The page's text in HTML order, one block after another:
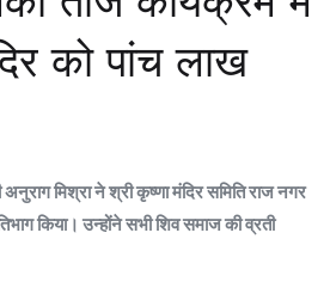
को पांच लाख
मिश्रा ने श्री कृष्णा मंदिर समिति राज नगर
किया। उन्होंने सभी शिव समाज की व्रती